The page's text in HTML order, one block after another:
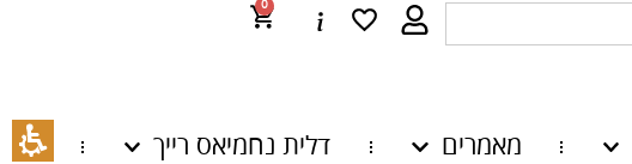
0
מאמרים
דלית נחמיאס רייך